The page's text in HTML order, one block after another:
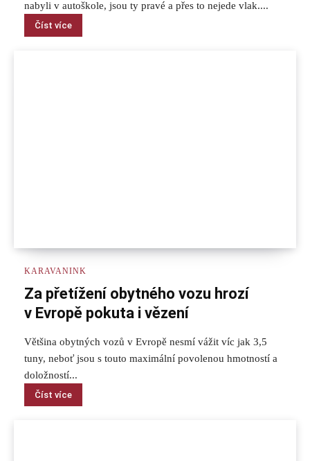
nabyli v autoškole, jsou ty pravé a přes to nejede vlak....
Číst více
KARAVANINK
Za přetížení obytného vozu hrozí
v Evropě pokuta i vězení
Většina obytných vozů v Evropě nesmí vážit víc jak 3,5
tuny, neboť jsou s touto maximální povolenou hmotností a
doložností...
Číst více